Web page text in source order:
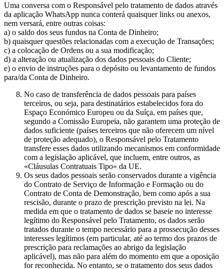
Uma conversa com o Responsável pelo tratamento de dados através
da aplicação WhatsApp nunca conterá quaisquer links ou anexos,
nem versará, entre outras coisas:
a) o saldo dos seus fundos na Conta de Dinheiro;
b) quaisquer questões relacionadas com a execução de Transações;
c) a colocação de Ordens ou a sua modificação;
d) a alteração ou atualização dos dados pessoais do Cliente;
e) o envio de instruções para o depósito ou levantamento de fundos
para/da Conta de Dinheiro.
No caso de transferência de dados pessoais para países
terceiros, ou seja, para destinatários estabelecidos fora do
Espaço Económico Europeu ou da Suíça, em países que,
segundo a Comissão Europeia, não garantem uma proteção de
dados suficiente (países terceiros que não oferecem um nível
de proteção adequado), o Responsável pelo Tratamento
transfere esses dados utilizando mecanismos em conformidade
com a legislação aplicável, que incluem, entre outros, as
«Cláusulas Contratuais Tipo» da UE.
Os seus dados pessoais serão conservados durante a vigência
do Contrato de Serviço de Informação e Formação ou do
Contrato de Conta de Demonstração, bem como após a sua
rescisão, durante o prazo de prescrição previsto na lei. Na
medida em que o tratamento de dados se baseie no interesse
legítimo do Responsável pelo Tratamento, os dados serão
tratados durante o tempo necessário para a prossecução desses
interesses legítimos (em particular, até ao termo dos prazos de
prescrição para reclamações ao abrigo da legislação
aplicável), mas não para além do momento em que a oposição
for reconhecida. No entanto, se o tratamento dos seus dados